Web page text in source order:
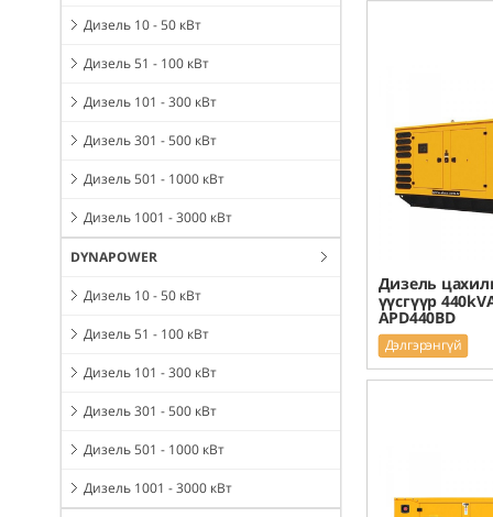
Дизель 10 - 50 кВт
Дизель 51 - 100 кВт
Дизель 101 - 300 кВт
Дизель 301 - 500 кВт
Дизель 501 - 1000 кВт
Дизель 1001 - 3000 кВт
DYNAPOWER
Дизель 10 - 50 кВт
Дизель 51 - 100 кВт
Дизель 101 - 300 кВт
Дизель 301 - 500 кВт
Дизель 501 - 1000 кВт
Дизель 1001 - 3000 кВт
Дизель
үүсгүүр
APD440BD
Дэлгэрэнгүй